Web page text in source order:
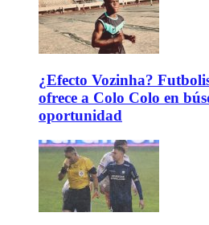
¿Efecto Vozinha?
ofrece a Colo Colo en
oportunidad